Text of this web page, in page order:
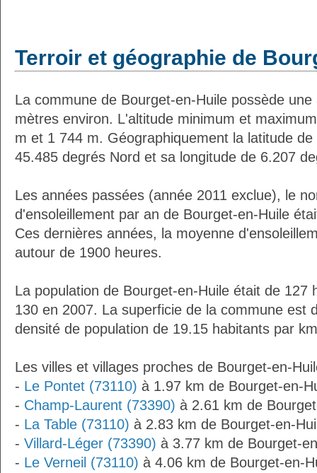
Terroir et géographie de
La commune de Bourget-en-Huile possède
mètres environ. L'altitude minimum et
m et 1 744 m. Géographiquement la latitude
45.485 degrés Nord et sa longitude de 6.207
Les années passées (année 2011 exclue), le
d'ensoleillement par an de Bourget-en-Huile
Ces dernières années, la moyenne
autour de 1900 heures.
La population de Bourget-en-Huile était de 127
130 en 2007. La superficie de la commune est
densité de population de 19.15 habitants par
Les villes et villages proches de Bourget-en-
- Le Pontet (73110) à 1.97 km de Bourget-en-
- Champ-Laurent (73390) à 2.61 km de
- La Table (73110) à 2.83 km de Bourget-en-
- Villard-Léger (73390) à 3.77 km de Bourget-
- Le Verneil (73110) à 4.06 km de Bourget-en-